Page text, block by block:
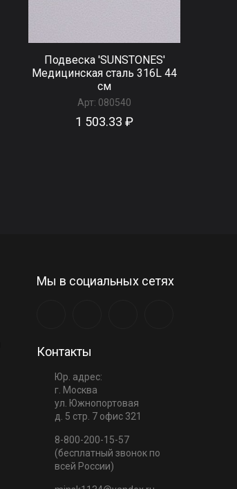
Подвеска 'SUNSTONES'
Медицинская сталь 316L 44
см
Арт: 080540
1 503.33 ₽
Мы в социальных сетях
Контакты
Юр. адрес:
г. Москва
ул. Южнопортовая
д. 5 стр. 7 офис 321
8-800-200-15-57
(бесплатный звонок по
всей России)